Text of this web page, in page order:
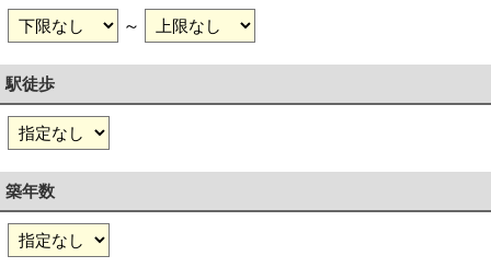
～
駅徒歩
築年数